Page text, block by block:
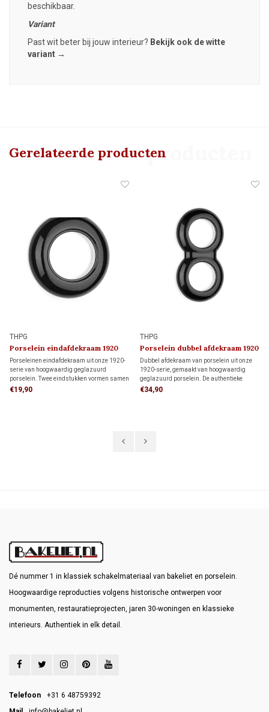
beschikbaar.
Variant
Past wit beter bij jouw interieur? Bekijk ook de witte
variant →
Gerelateerde producten
Gerelateerde producten
THPG
Porselein eindafdekraam 1920
Porseleinen eindafdekraam uit onze 1920-
serie van hoogwaardig geglazuurd
porselein. Twee eindstukken vormen samen
een dubbel afdekraam; met een middenstuk
€19,90
THPG
Porselein dubbel afdekraam 1920
Dubbel afdekraam van porselein uit onze
1920-serie, gemaakt van hoogwaardig
geglazuurd porselein. De authentieke
uitstraling maakt dit afdekraam ideaal voor
€34,90
Dé nummer 1 in klassiek schakelmateriaal van bakeliet en porselein.
Hoogwaardige reproducties volgens historische ontwerpen voor
monumenten, restauratieprojecten, jaren 30-woningen en klassieke
interieurs. Authentiek in elk detail.
Telefoon
+31 6 48759392